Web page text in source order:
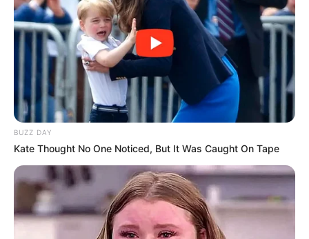
BUZZ DAY
Kate Thought No One Noticed, But It Was Caught On Tape